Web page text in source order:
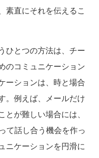
素直にそれを伝えるこ
ひとつの方法は、チー
のコミュニケーション
ーションは、時と場合
。例えば、メールだけ
が難しい場合には、
て話し合う機会を作っ
ニケーションを円滑に